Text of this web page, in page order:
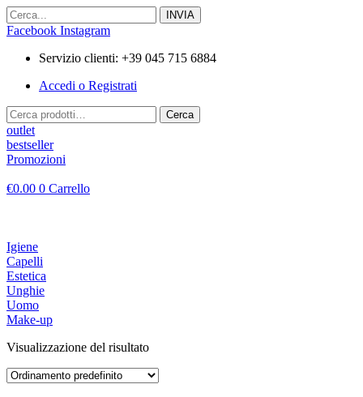
Vai
al
Facebook Instagram
Servizio clienti: +39 045 715 6884
Accedi o Registrati
Cerca:
Cerca
outlet
bestseller
Promozioni
€0.00 0 Carrello
Igiene
Capelli
Estetica
Unghie
Uomo
Make-up
Visualizzazione del risultato